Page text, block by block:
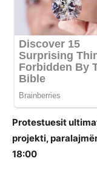
Protestuesit
projekti,
18:00